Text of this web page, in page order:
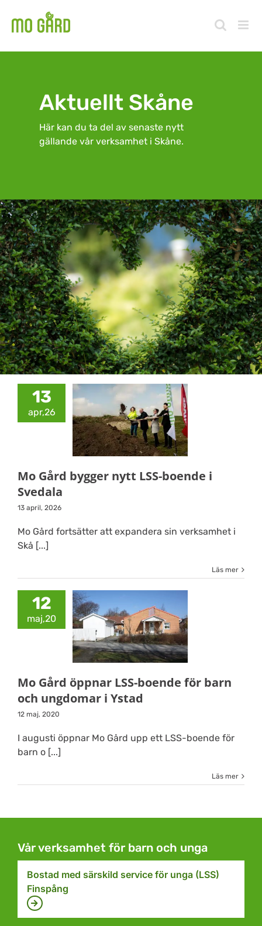
innehållet
Aktuellt Skåne
Här kan du ta del av senaste nytt
gällande vår verksamhet i Skåne.
13
apr,26
Mo Gård bygger nytt LSS-boende i
Svedala
13 april, 2026
Mo Gård fortsätter att expandera sin verksamhet i
Skå [...]
Läs mer
12
maj,20
Mo Gård öppnar LSS-boende för barn
och ungdomar i Ystad
12 maj, 2020
I augusti öppnar Mo Gård upp ett LSS-boende för
barn o [...]
Läs mer
Vår verksamhet för barn och unga
Bostad med särskild service för unga (LSS)
Finspång